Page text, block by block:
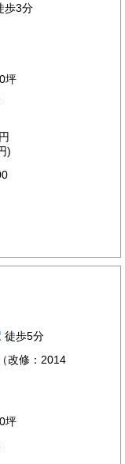
歩3分
坪
)
徒歩5分
改修：2014
坪